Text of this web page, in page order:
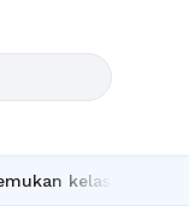
seru dan